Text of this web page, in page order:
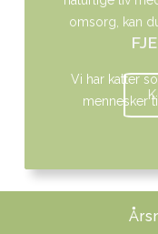
Vi har katter
mennesker
omsorg, kan